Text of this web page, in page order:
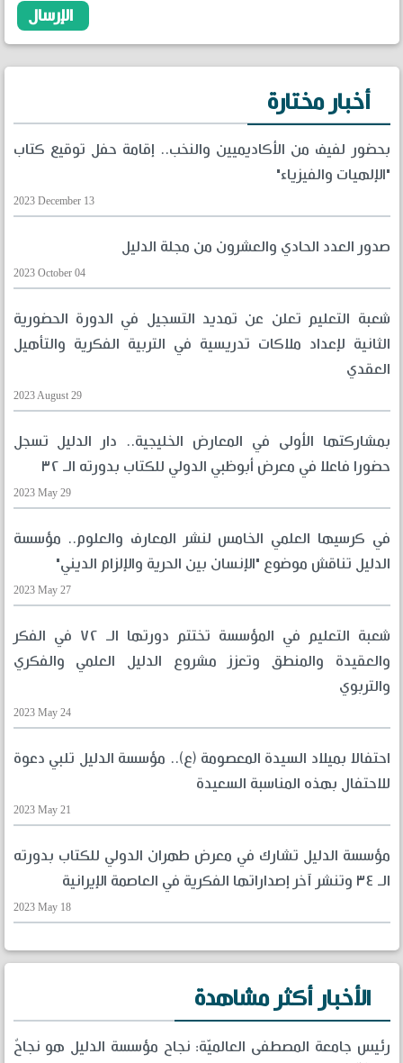
أخبار مختارة
بحضور لفيف من الأكاديميين والنخب.. إقامة حفل توقيع كتاب
"الإلهيات والفيزياء"
2023 December 13
صدور العدد الحادي والعشرون من مجلة الدليل
2023 October 04
شعبة التعليم تعلن عن تمديد التسجيل في الدورة الحضورية
الثانية لإعداد ملاكات تدريسية في التربية الفكرية والتأهيل
العقدي
2023 August 29
بمشاركتها الأولى في المعارض الخليجية.. دار الدليل تسجل
حضورا فاعلا في معرض أبوظبي الدولي للكتاب بدورته الـ ٣٢
2023 May 29
في كرسيها العلمي الخامس لنشر المعارف والعلوم.. مؤسسة
الدليل تناقش موضوع "الإنسان بين الحرية والإلزام الديني"
2023 May 27
شعبة التعليم في المؤسسة تختتم دورتها الـ ٧٢ في الفكر
والعقيدة والمنطق وتعزز مشروع الدليل العلمي والفكري
والتربوي
2023 May 24
احتفالا بميلاد السيدة المعصومة (ع).. مؤسسة الدليل تلبي دعوة
للاحتفال بهذه المناسبة السعيدة
2023 May 21
مؤسسة الدليل تشارك في معرض طهران الدولي للكتاب بدورته
الـ ٣٤ وتنشر آخر إصداراتها الفكرية في العاصمة الإيرانية
2023 May 18
الأخبار أكثر مشاهدة
رئيس جامعة المصطفى العالميّة: نجاح مؤسسة الدليل هو نجاحٌ